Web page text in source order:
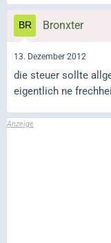
Bronxter
13. Dezember 2012
die steuer sollte
eigentlich ne